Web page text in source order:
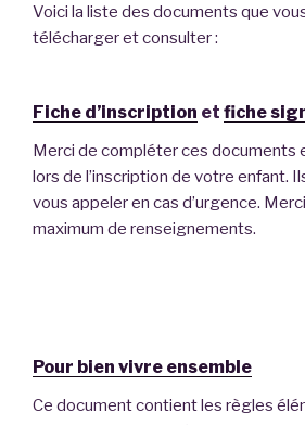
Voici la liste des documents que
télécharger et consulter :
Fiche d’inscription et fiche
Merci de compléter ces documents
lors de l’inscription de votre enfant.
vous appeler en cas d’urgence.
maximum de renseignements.
Pour bien vivre ensemble
Ce document contient les règles